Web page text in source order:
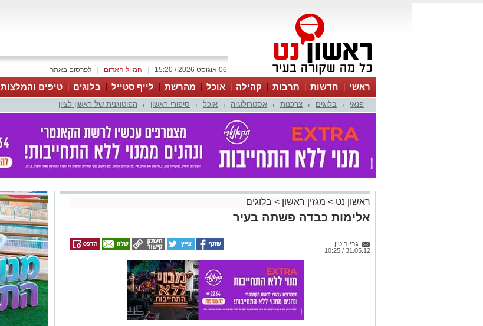
לפרסום באתר המייל האדום 06 אוגוסט 2026 / 15:20
ראשי חדשות תרבות קהילה אוכל מהרשת לייף סטייל בלוגים טיפים והמלצות
פנאי בלוגים צרכנות אסטרולוגיה אוכל סיפורי ראשון הפוטוגנית של ראשון לציון
ראשון נט > מגזין ראשון > בלוגים
אלימות כבדה פשתה בעיר
גבי ביטון
31.05.12 / 10:25